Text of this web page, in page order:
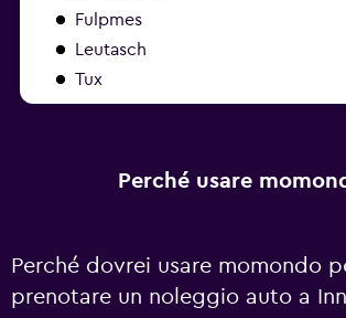
Fulpmes
Leutasch
Tux
Perché usare
Perché dovrei usare momondo
prenotare un noleggio auto a